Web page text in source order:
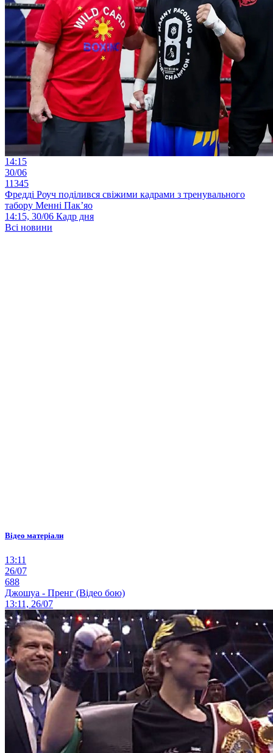
14:15
30/06
11345
Фредді Роуч поділився свіжими кадрами з тренувального
табору Менні Пак’яо
14:15, 30/06 Кадр дня
Всі новини
Відео матеріали
13:11
26/07
688
Джошуа - Пренг (Відео бою)
13:11, 26/07